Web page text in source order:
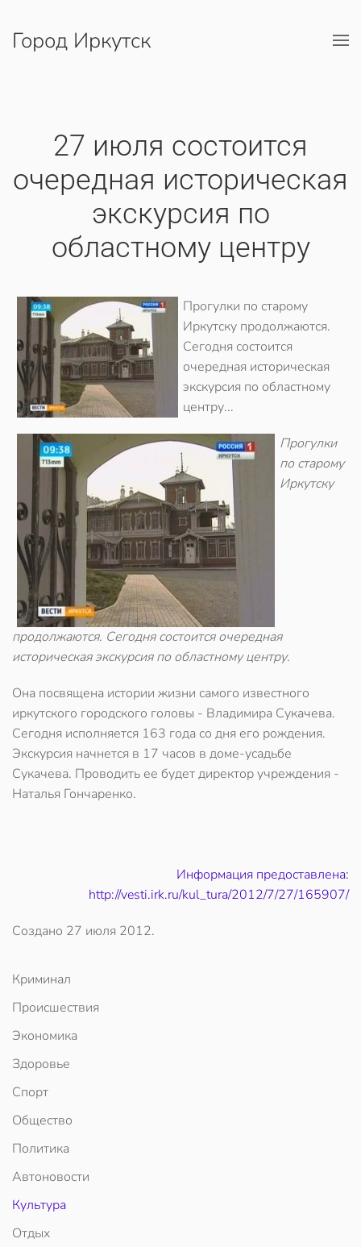
Перейти к содержимому
Город Иркутск
27 июля состоится
очередная историческая
экскурсия по
областному центру
Прогулки по старому
Иркутску продолжаются.
Сегодня состоится
очередная историческая
экскурсия по областному
центру...
Прогулки
по старому
Иркутску
продолжаются. Сегодня состоится очередная
историческая экскурсия по областному центру.
Она посвящена истории жизни самого известного
иркутского городского головы - Владимира Сукачева.
Сегодня исполняется 163 года со дня его рождения.
Экскурсия начнется в 17 часов в доме-усадьбе
Сукачева. Проводить ее будет директор учреждения -
Наталья Гончаренко.
Информация предоставлена:
http://vesti.irk.ru/kul_tura/2012/7/27/165907/
Создано 27 июля 2012.
Криминал
Происшествия
Экономика
Здоровье
Спорт
Общество
Политика
Автоновости
Культура
Отдых